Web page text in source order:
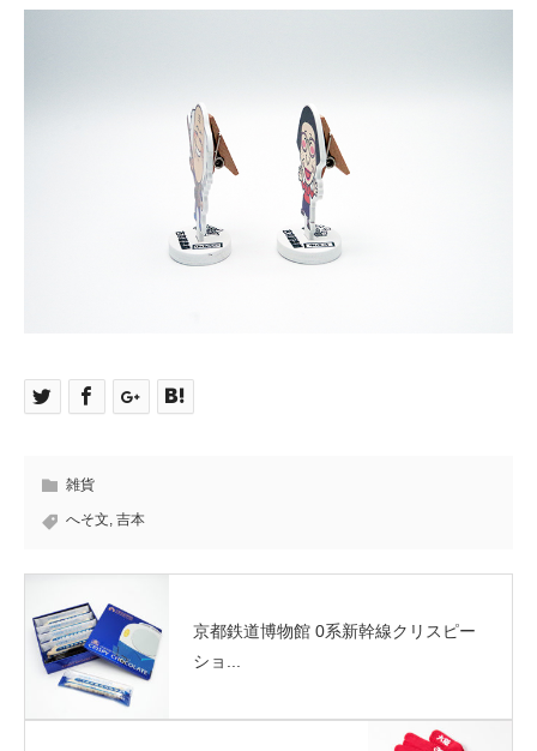
雑貨
へそ文, 吉本
京都鉄道博物館 0系新幹線クリスピー
ショ...